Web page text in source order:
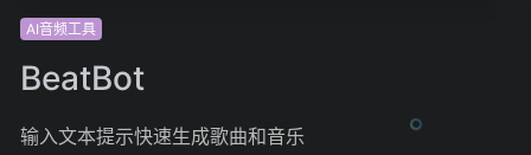
AI音频工具
BeatBot
输入文本提示快速生成歌曲和音乐